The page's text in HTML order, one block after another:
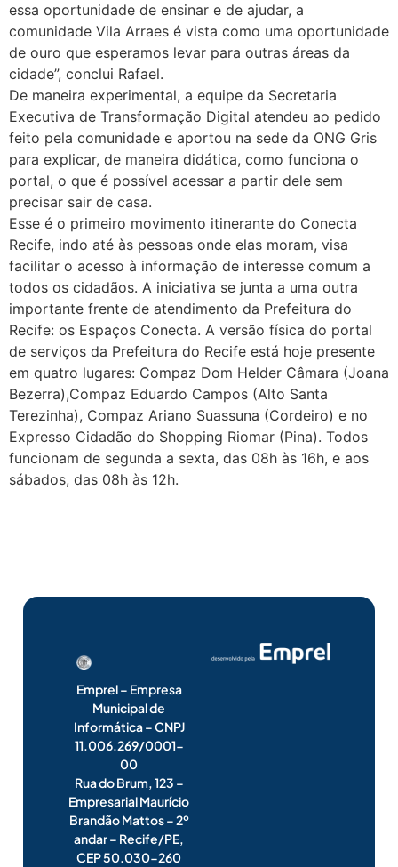
essa oportunidade de ensinar e de ajudar, a
comunidade Vila Arraes é vista como uma oportunidade
de ouro que esperamos levar para outras áreas da
cidade”, conclui Rafael.
De maneira experimental, a equipe da Secretaria
Executiva de Transformação Digital atendeu ao pedido
feito pela comunidade e aportou na sede da ONG Gris
para explicar, de maneira didática, como funciona o
portal, o que é possível acessar a partir dele sem
precisar sair de casa.
Esse é o primeiro movimento itinerante do Conecta
Recife, indo até às pessoas onde elas moram, visa
facilitar o acesso à informação de interesse comum a
todos os cidadãos. A iniciativa se junta a uma outra
importante frente de atendimento da Prefeitura do
Recife: os Espaços Conecta. A versão física do portal
de serviços da Prefeitura do Recife está hoje presente
em quatro lugares: Compaz Dom Helder Câmara (Joana
Bezerra),Compaz Eduardo Campos (Alto Santa
Terezinha), Compaz Ariano Suassuna (Cordeiro) e no
Expresso Cidadão do Shopping Riomar (Pina). Todos
funcionam de segunda a sexta, das 08h às 16h, e aos
sábados, das 08h às 12h.
Emprel – Empresa
Municipal de
Informática – CNPJ
11.006.269/0001-
00
Rua do Brum, 123 –
Empresarial Maurício
Brandão Mattos – 2º
andar – Recife/PE,
CEP 50.030-260